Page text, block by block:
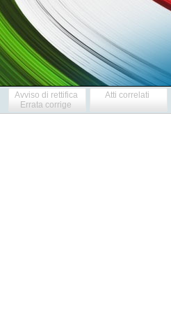
Avviso di rettifica
Errata corrige
Atti correlati